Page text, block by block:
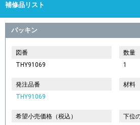
補修品リスト
パッキン
図番
THY91069
数量
1
発注品番
THY91069
材料
希望小売価格（税込）
下位